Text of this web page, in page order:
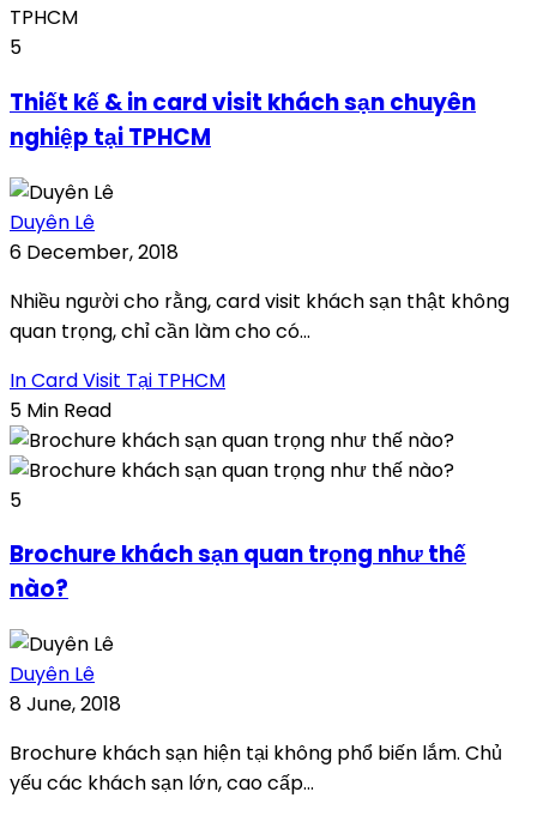
5
Thiết kế & in card visit khách sạn chuyên
nghiệp tại TPHCM
Duyên Lê
6 December, 2018
Nhiều người cho rằng, card visit khách sạn thật không
quan trọng, chỉ cần làm cho có...
In Card Visit Tại TPHCM
5 Min Read
5
Brochure khách sạn quan trọng như thế
nào?
Duyên Lê
8 June, 2018
Brochure khách sạn hiện tại không phổ biến lắm. Chủ
yếu các khách sạn lớn, cao cấp...